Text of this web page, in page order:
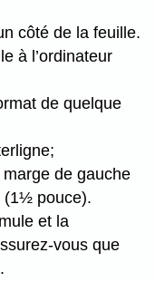
côté de la feuille.
à l’ordinateur
de quelque
de gauche
(1½ pouce).
et la
vous que